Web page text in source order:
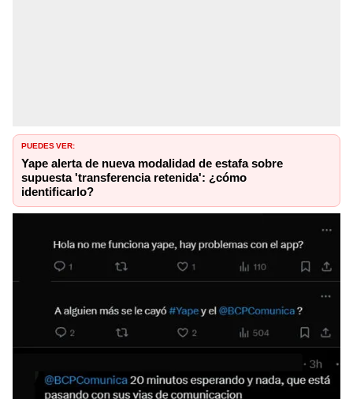
PUEDES VER:
Yape alerta de nueva modalidad de estafa sobre
supuesta 'transferencia retenida': ¿cómo
identificarlo?